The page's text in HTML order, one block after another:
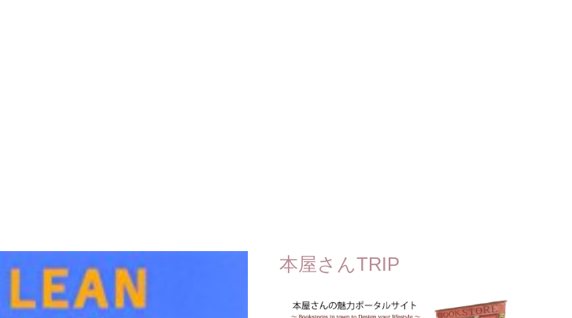
本屋さんTRIP